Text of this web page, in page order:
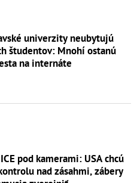
univerzity neubytujú
študentov: Mnohí ostanú
na internáte
pod kamerami: USA chcú
nad zásahmi, zábery